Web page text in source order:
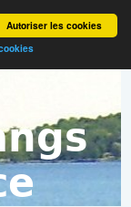
Autoriser les cookies